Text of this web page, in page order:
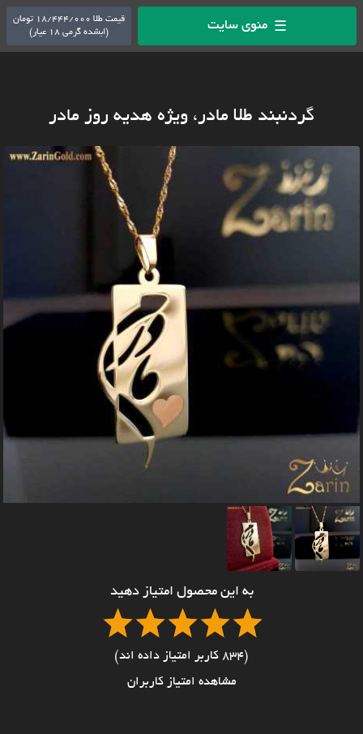
☰ منوی سایت
قیمت طلا 18/444/000 تومان
(ابشده گرمی 18 عیار)
گردنبند طلا مادر، ویژه هدیه روز مادر
به این محصول امتیاز دهید
(834 کاربر امتیاز داده اند)
مشاهده امتیاز کاربران